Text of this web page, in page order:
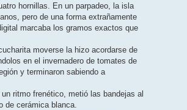
hornillas. En un parpadeo, la isla
pero de una forma extrañamente
marcaba los gramos exactos que
moverse la hizo acordarse de
en el invernadero de tomates de
y terminaron sabiendo a
ritmo frenético, metió las bandejas al
de cerámica blanca.